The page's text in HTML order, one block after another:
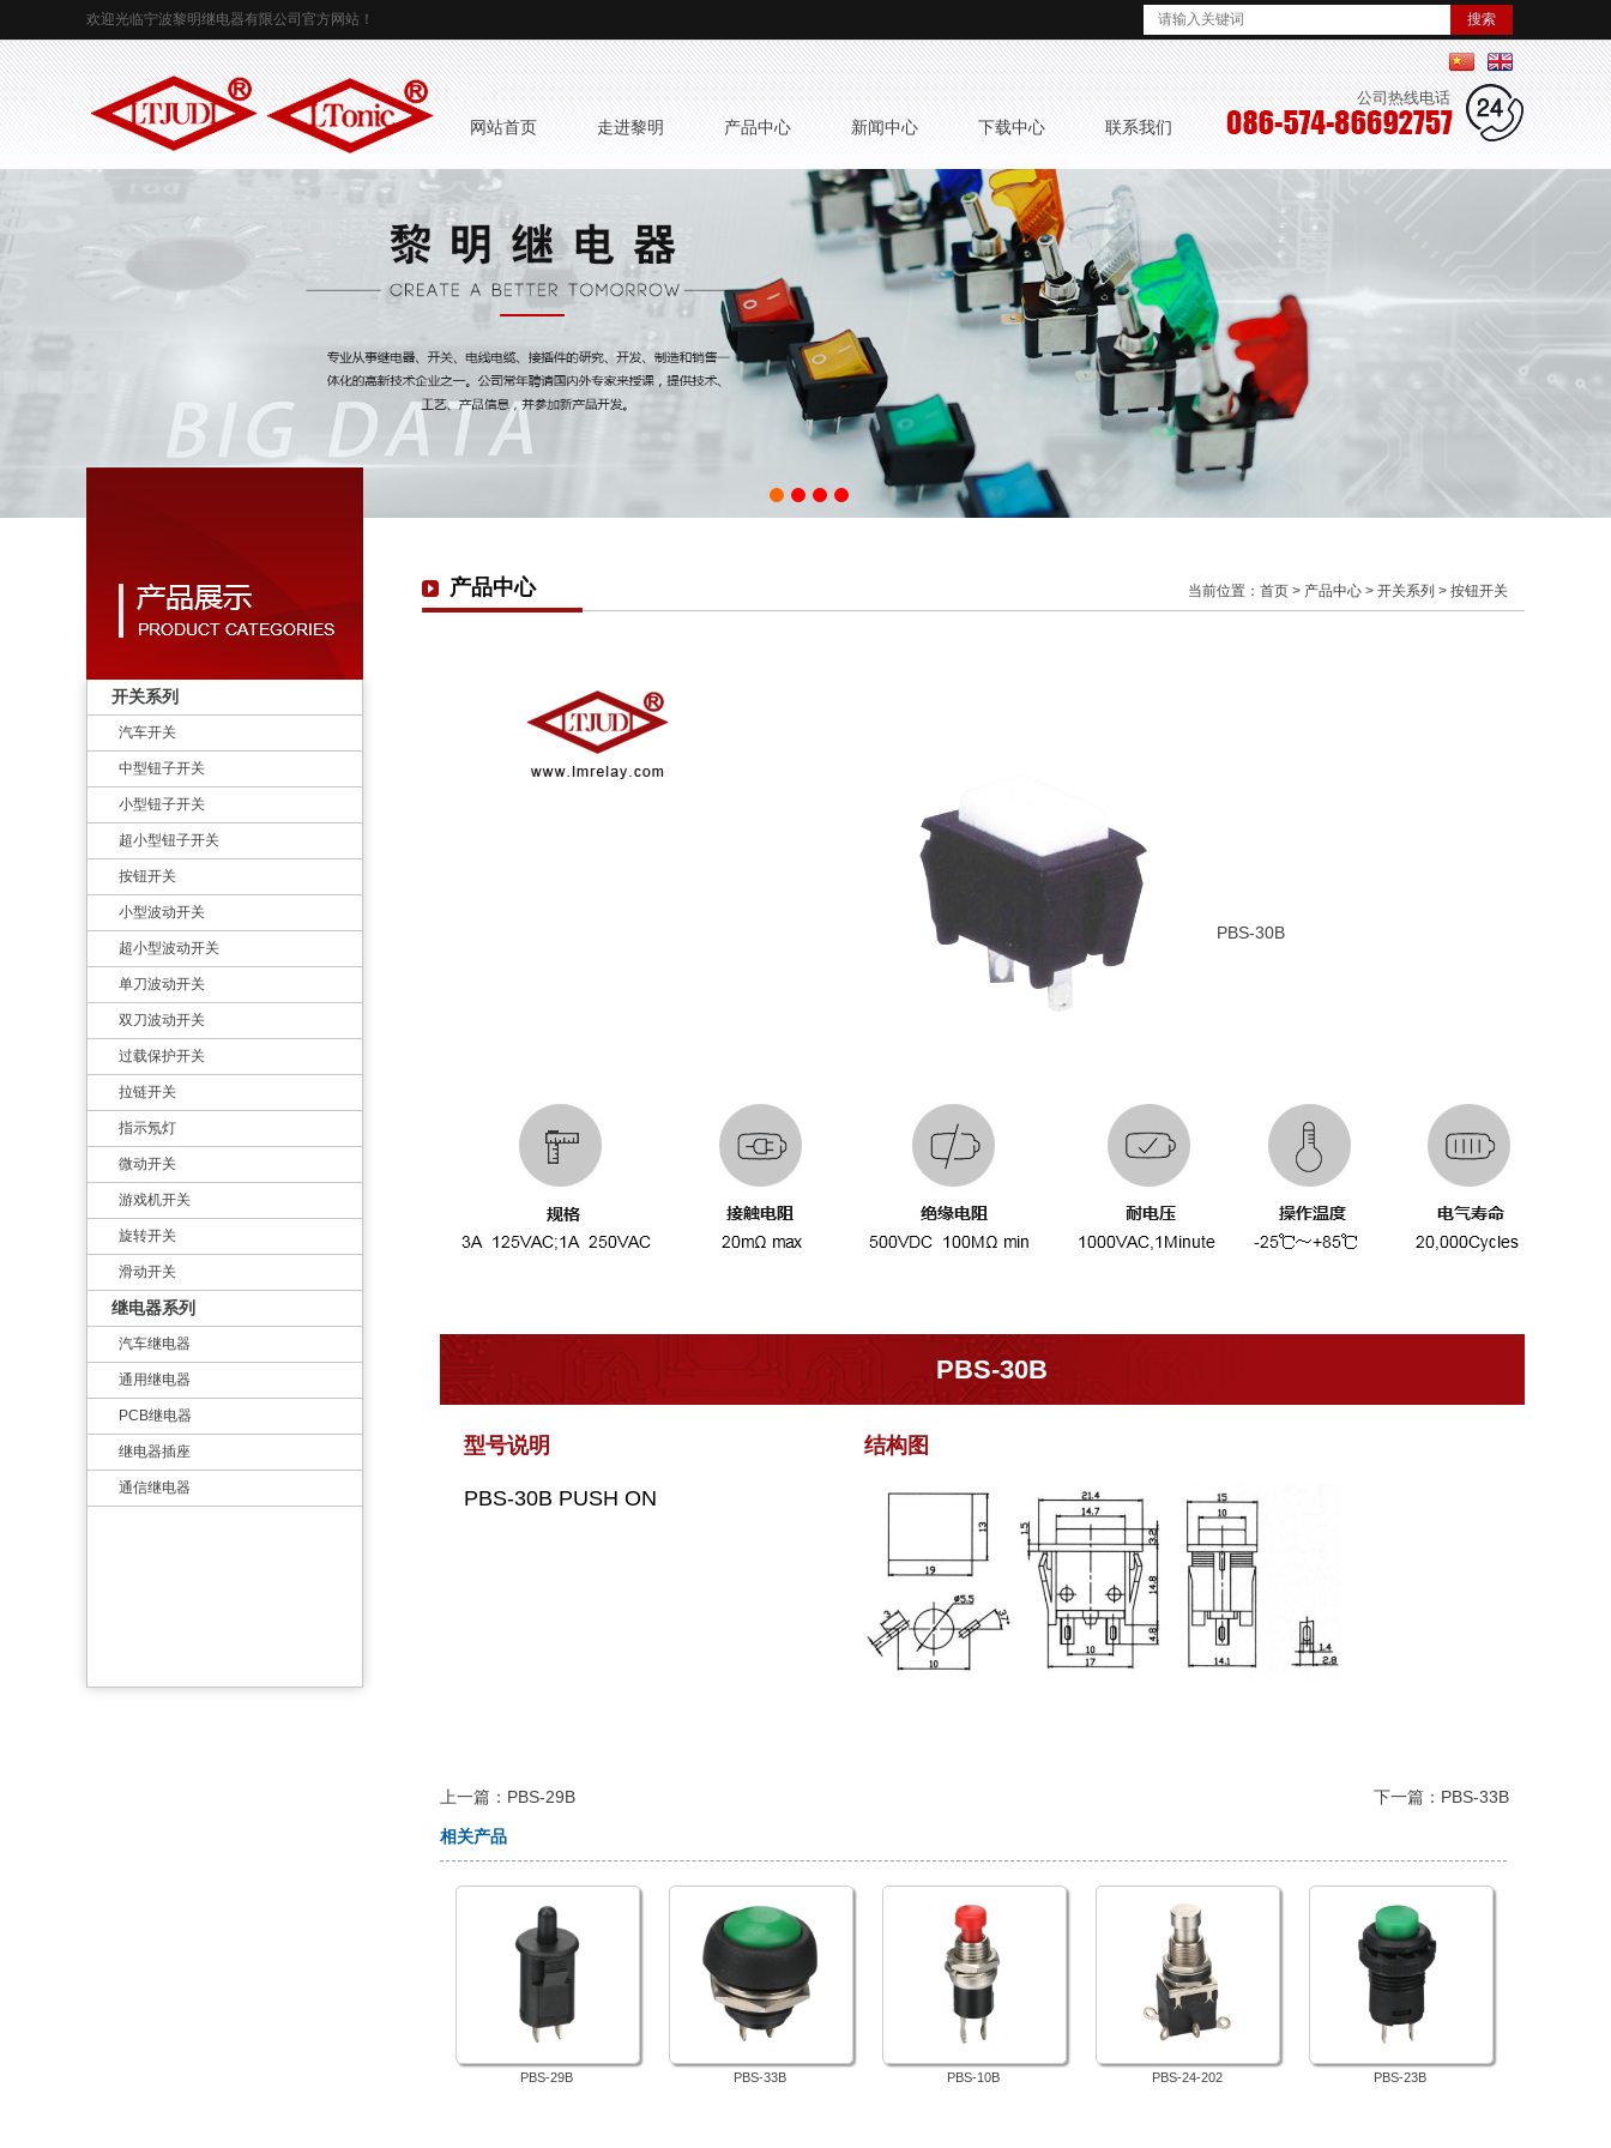
欢迎光临宁波黎明继电器有限公司官方网站！
简体中文English
网站首页 走进黎明 产品中心 新闻中心 下载中心 联系我们
公司热线电话
开关系列
汽车开关
中型钮子开关
小型钮子开关
超小型钮子开关
按钮开关
小型波动开关
超小型波动开关
单刀波动开关
双刀波动开关
过载保护开关
拉链开关
指示氖灯
微动开关
游戏机开关
旋转开关
滑动开关
继电器系列
汽车继电器
通用继电器
PCB继电器
继电器插座
通信继电器
产品中心 当前位置： 首页 > 产品中心 > 开关系列 > 按钮开关
PBS-30B
PBS-30B
型号说明
PBS-30B PUSH ON
结构图
上一篇： PBS-29B 下一篇： PBS-33B
相关产品
PBS-29B PBS-33B PBS-10B PBS-24-202 PBS-23B